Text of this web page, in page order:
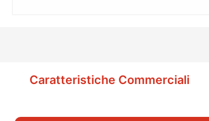
Caratteristiche Commerciali